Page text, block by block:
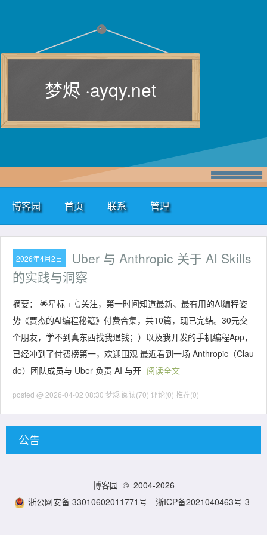
梦烬 ·ayqy.net
博客园 首页 联系 管理
2026年4月2日
Uber 与 Anthropic 关于 AI Skills
的实践与洞察
摘要： 🌟星标 + 👆关注，第一时间知道最新、最有用的AI编程姿
势《贾杰的AI编程秘籍》付费合集，共10篇，现已完结。30元交
个朋友，学不到真东西找我退钱；）以及我开发的手机编程App，
已经冲到了付费榜第一，欢迎围观 最近看到一场 Anthropic（Clau
de）团队成员与 Uber 负责 AI 与开 阅读全文
posted @ 2026-04-02 08:30 梦烬 阅读(70) 评论(0) 推荐(0)
公告
博客园 © 2004-2026
浙公网安备 33010602011771号
浙ICP备2021040463号-3